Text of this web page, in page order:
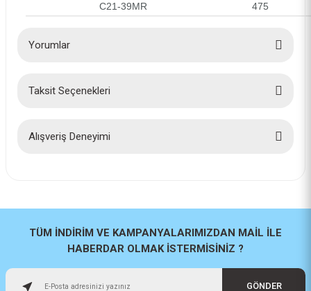
C21-39MR
475
Yorumlar
Taksit Seçenekleri
Alışveriş Deneyimi
orijinal
TÜM İNDİRİM VE KAMPANYALARIMIZDAN MAİL İLE
HABERDAR OLMAK İSTERMİSİNİZ ?
GÖNDER